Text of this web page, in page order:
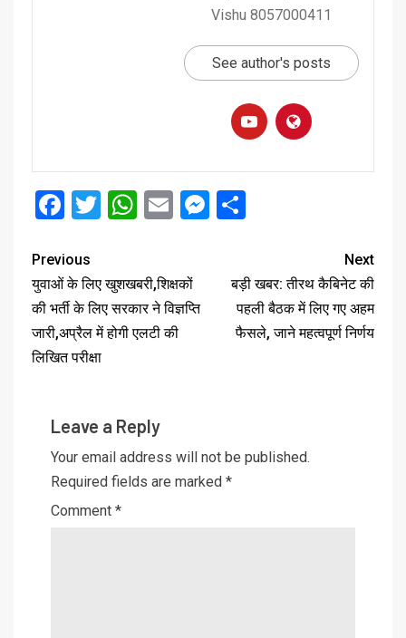
Vishu 8057000411
See author's posts
Facebook
Twitter
WhatsApp
EmailMessenger
Previous
युवाओं के लिए खुशखबरी,शिक्षकों
की भर्ती के लिए सरकार ने विज्ञप्ति
जारी,अप्रैल में होगी एलटी की
लिखित परीक्षा
Next
बड़ी खबर: तीरथ कैबिनेट की
पहली बैठक में लिए गए अहम
फैसले, जाने महत्वपूर्ण निर्णय
Leave a Reply
Your email address will not be published.
Required fields are marked *
Comment *